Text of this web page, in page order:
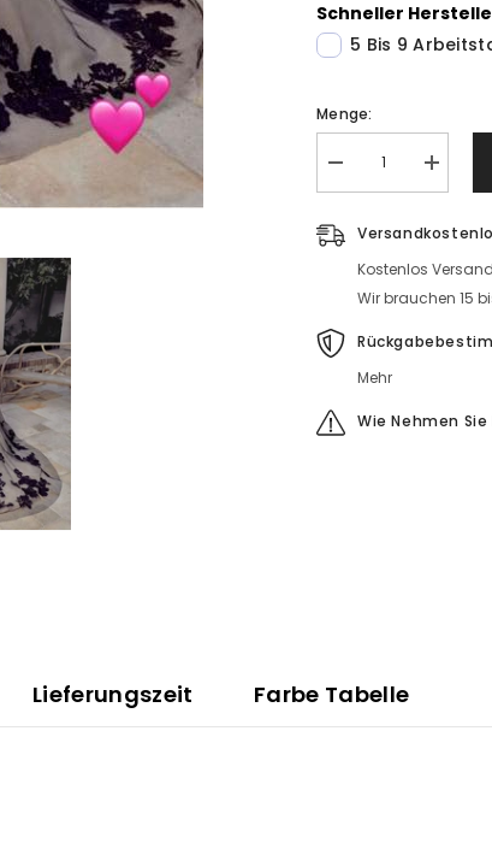
Schneller
5 Bis 9
Menge:
Schwarze
A
Linie
Spitze
Hochzeitskleider
Günstig
Linie
Spitze
Günstig
Kaufen
Kostenlos
Wir brauchen 15
Mehr
Wie Nehmen Sie
Lieferungszeit Farbe Tabelle